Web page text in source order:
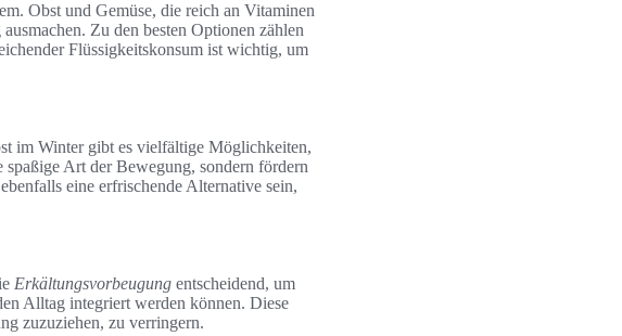
Obst und Gemüse, die reich an Vitaminen
Zu den besten Optionen zählen
Flüssigkeitskonsum ist wichtig, um
im Winter gibt es vielfältige Möglichkeiten,
Art der Bewegung, sondern fördern
eine erfrischende Alternative sein,
Erkältungsvorbeugung entscheidend, um
Alltag integriert werden können. Diese
zuzuziehen, zu verringern.